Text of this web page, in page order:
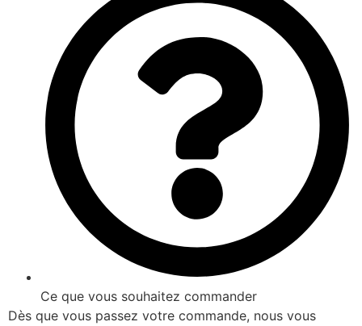
Ce que vous souhaitez commander
Dès que vous passez votre commande, nous vous